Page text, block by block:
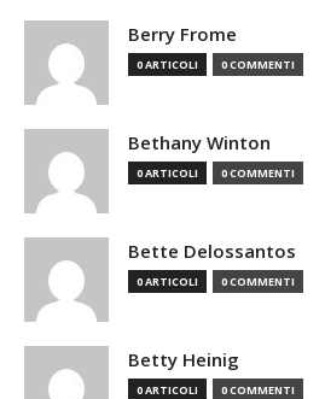
Berry Frome
0 ARTICOLI 0 COMMENTI
Bethany Winton
0 ARTICOLI 0 COMMENTI
Bette Delossantos
0 ARTICOLI 0 COMMENTI
Betty Heinig
0 ARTICOLI 0 COMMENTI